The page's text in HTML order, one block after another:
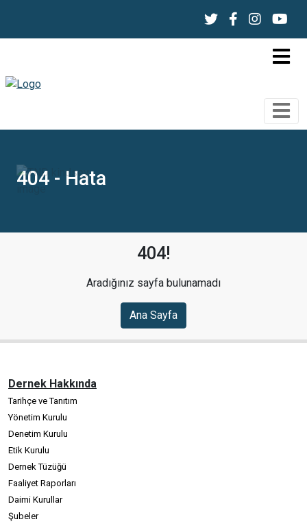
404 - Hata
404!
Aradığınız sayfa bulunamadı
Ana Sayfa
Dernek Hakkında
Tarihçe ve Tanıtım
Yönetim Kurulu
Denetim Kurulu
Etik Kurulu
Dernek Tüzüğü
Faaliyet Raporları
Daimi Kurullar
Şubeler